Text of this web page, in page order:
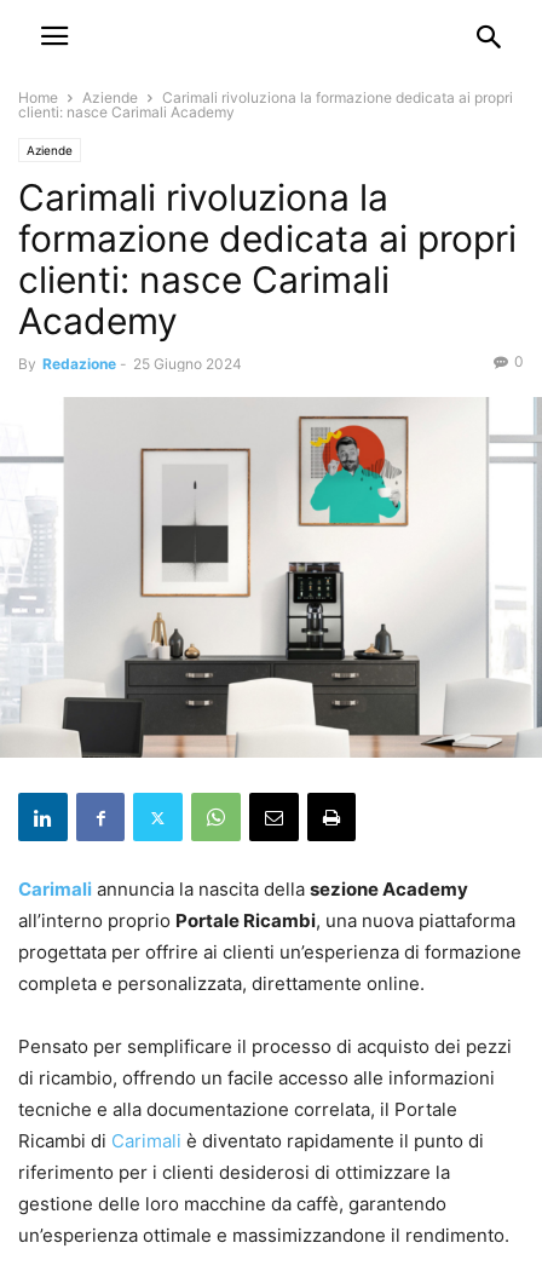
Home Aziende
Carimali rivoluziona la formazione dedicata ai propri
clienti: nasce Carimali Academy
Aziende
Carimali rivoluziona la
formazione dedicata ai propri
clienti: nasce Carimali
Academy
By Redazione - 25 Giugno 2024 0
Carimali annuncia la nascita della sezione Academy
all’interno proprio Portale Ricambi, una nuova piattaforma
progettata per offrire ai clienti un’esperienza di formazione
completa e personalizzata, direttamente online.
Pensato per semplificare il processo di acquisto dei pezzi
di ricambio, offrendo un facile accesso alle informazioni
tecniche e alla documentazione correlata, il Portale
Ricambi di Carimali è diventato rapidamente il punto di
riferimento per i clienti desiderosi di ottimizzare la
gestione delle loro macchine da caffè, garantendo
un’esperienza ottimale e massimizzandone il rendimento.